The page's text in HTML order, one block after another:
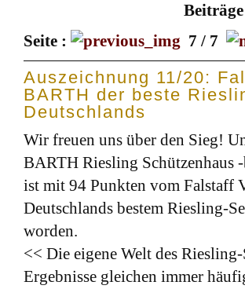
Seite :
7 / 7
Auszeichnung 11/20:
BARTH der beste
Deutschlands
Wir freuen uns über den Sieg!
BARTH Riesling Schützenhaus
ist mit 94 Punkten vom Falstaff
Deutschlands bestem Riesling-
worden.
<< Die eigene Welt des
Ergebnisse gleichen immer